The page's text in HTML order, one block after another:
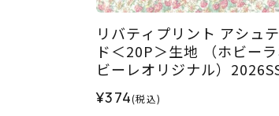
リバティプリント アシュ
ド＜20P＞生地 （ホビー
ビーレオリジナル）
¥374(税込)